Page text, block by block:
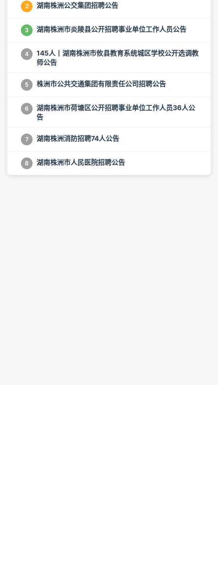
2 湖南株洲公交集团招聘公告
3 湖南株洲市炎陵县公开招聘事业单位工作人员公告
4
145人丨湖南株洲市攸县教育系统城区学校公开选调教
师公告
5 株洲市公共交通集团有限责任公司招聘公告
6
湖南株洲市荷塘区公开招聘事业单位工作人员36人公
告
7 湖南株洲消防招聘74人公告
8 湖南株洲市人民医院招聘公告